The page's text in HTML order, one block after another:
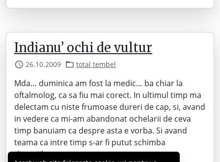
Indianu’ ochi de vultur
26.10.2009 total tembel
Mda… duminica am fost la medic… ba chiar la
oftalmolog, ca sa fiu mai corect. In ultimul timp ma
delectam cu niste frumoase dureri de cap, si, avand
in vedere ca mi-am abandonat ochelarii de ceva
timp banuiam ca despre asta e vorba. Si avand
teama ca intre timp s-ar fi putut schimba
dioptriile… m-am…